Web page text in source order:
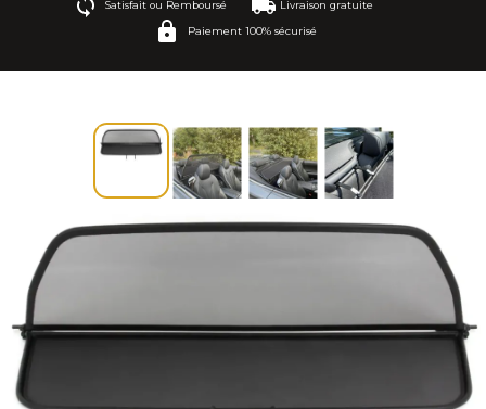
Satisfait ou Remboursé Livraison gratuite
Paiement 100% sécurisé
TT 8S FV9 (2015-2025)
TT Roadster 8N (1999-2006)
1-serie E88 (2008-2014)